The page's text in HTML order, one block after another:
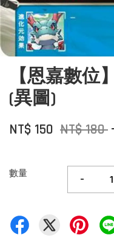
【恩嘉數位
(異圖)
NT$ 150 NT$ 180
數量 -